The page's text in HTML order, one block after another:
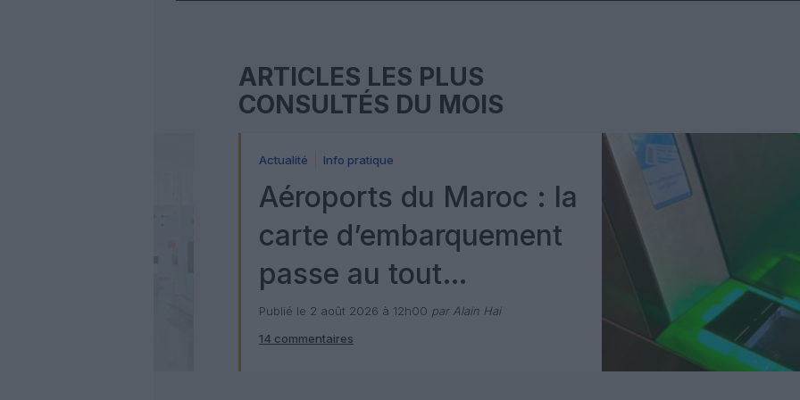
ARTICLES LES PLUS
CONSULTÉS DU MOIS
Actualité Info pratique
Aéroports du Maroc : la
carte d’embarquement
passe au tout
numérique avec Pax
Check
Publié le 2 août 2026 à 12h00 par Alain Hai
14 commentaires